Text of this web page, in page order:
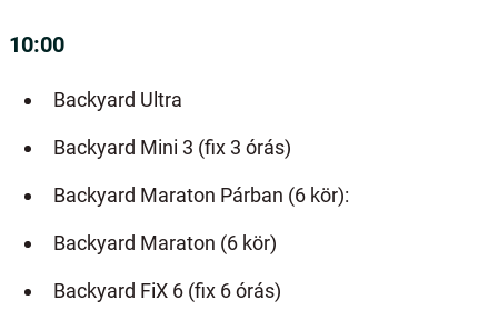
10:00
Backyard Ultra
Backyard Mini 3 (fix 3 órás)
Backyard Maraton Párban (6 kör):
Backyard Maraton (6 kör)
Backyard FiX 6 (fix 6 órás)